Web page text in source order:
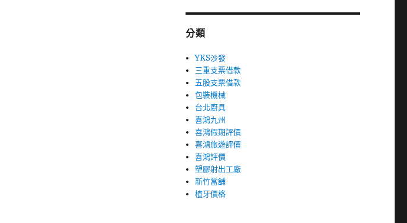
分類
YKS沙發
三重支票借款
五股支票借款
包裝機械
台北廚具
喜鴻九州
喜鴻假期評價
喜鴻旅遊評價
喜鴻評價
塑膠射出工廠
新竹當舖
植牙價格